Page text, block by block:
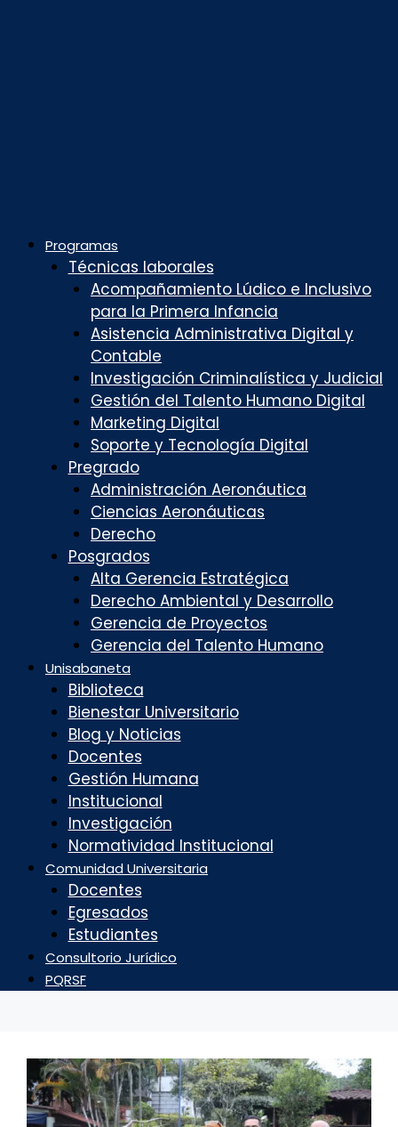
Programas
Técnicas laborales
Acompañamiento Lúdico e Inclusivo
para la Primera Infancia
Asistencia Administrativa Digital y
Contable
Investigación Criminalística y Judicial
Gestión del Talento Humano Digital
Marketing Digital
Soporte y Tecnología Digital
Pregrado
Administración Aeronáutica
Ciencias Aeronáuticas
Derecho
Posgrados
Alta Gerencia Estratégica
Derecho Ambiental y Desarrollo
Gerencia de Proyectos
Gerencia del Talento Humano
Unisabaneta
Biblioteca
Bienestar Universitario
Blog y Noticias
Docentes
Gestión Humana
Institucional
Investigación
Normatividad Institucional
Comunidad Universitaria
Docentes
Egresados
Estudiantes
Consultorio Jurídico
PQRSF